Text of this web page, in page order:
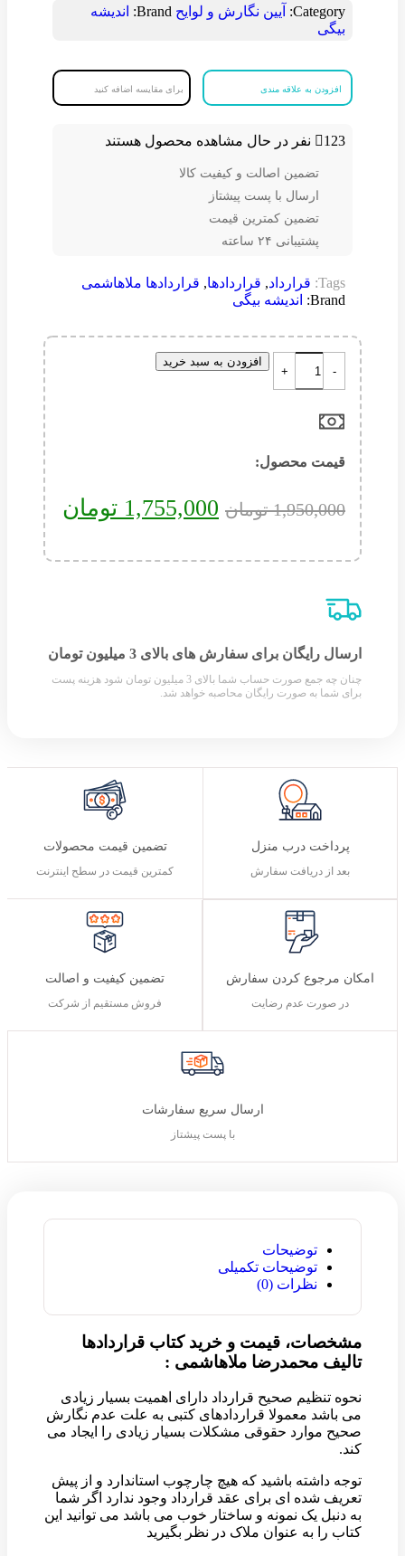
Category: آیین نگارش و لوایح Brand:
اندیشه
بیگی
افزودن به علاقه مندی برای مقایسه اضافه کنید
123 نفر در حال مشاهده محصول هستند
تضمین اصالت و کیفیت کالا
ارسال با پست پیشتاز
تضمین کمترین قیمت
پشتیبانی ۲۴ ساعته
Tags: قرارداد, قراردادها, قراردادها ملاهاشمی
Brand:
اندیشه بیگی
افزودن به سبد خرید
قیمت محصول:​
1,950,000 تومان 1,755,000 تومان
ارسال رایگان برای سفارش های بالای 3 میلیون تومان
چنان چه جمع صورت حساب شما بالای 3 میلیون تومان شود هزینه پست
برای شما به صورت رایگان محاصبه خواهد شد.
پرداخت درب منزل
بعد از دریافت سفارش
تضمین قیمت محصولات
کمترین قیمت در سطح اینترنت
امکان مرجوع کردن سفارش
در صورت عدم رضایت
تضمین کیفیت و اصالت
فروش مستقیم از شرکت
ارسال سریع سفارشات
با پست پیشتاز
توضیحات
توضیحات تکمیلی
نظرات (0)
مشخصات، قیمت و خرید کتاب قراردادها
تالیف محمدرضا ملاهاشمی :
نحوه تنظیم صحیح قرارداد دارای اهمیت بسیار زیادی
می باشد معمولا قراردادهای کتبی به علت عدم نگارش
صحیح موارد حقوقی مشکلات بسیار زیادی را ایجاد می
کند.
توجه داشته باشید که هیچ چارچوب استاندارد و از پیش
تعریف شده ای برای عقد قرارداد وجود ندارد اگر شما
به دنبل یک نمونه و ساختار خوب می باشد می توانید این
کتاب را به عنوان ملاک در نظر بگیرید